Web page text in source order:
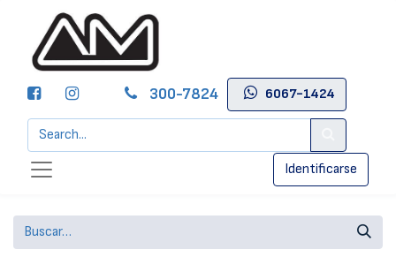
300-7824 6067-1424
Identificarse